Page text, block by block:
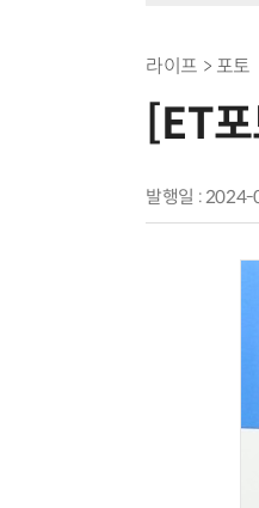
라이프 > 포토
[ET
발행일 :